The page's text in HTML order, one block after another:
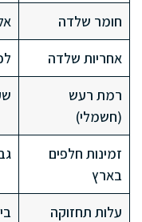
חומר שלדה
אחריות שלדה
רמת רעש
(חשמלי)
זמינות חלפים
בארץ
עלות תחזוקה